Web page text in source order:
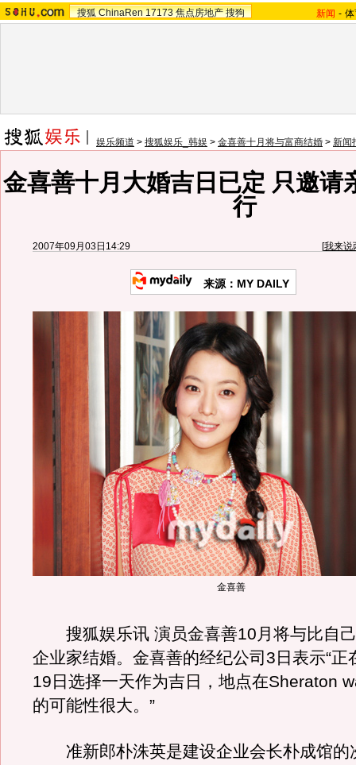
搜狐 ChinaRen 17173 焦点房地产 搜狗 新闻 -
娱乐频道 > 搜狐娱乐_韩娱 > 金喜善十月将与富商结婚 > 新闻
金喜善十月大婚吉日已定 只邀请
行
2007年09月03日14:29 [我来说
来源：MY DAILY
金喜善
搜狐娱乐讯 演员金喜善10月将与比自
企业家结婚。金喜善的经纪公司3日表示“正
19日选择一天作为吉日，地点在Sheraton
的可能性很大。”
准新郎朴洙英是建设企业会长朴成馆的